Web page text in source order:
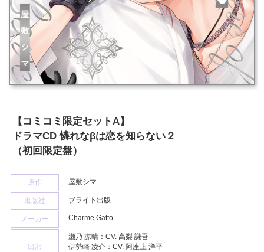
【コミコミ限定セットA】
ドラマCD 憐れなβは恋を知らない２
（初回限定盤）
原作 屋敷シマ
出版社 ブライト出版
メーカー Charme Gatto
出演
瀬乃 凉晴：CV. 高梨 謙吾
伊勢崎 凌介：CV. 阿座上 洋平